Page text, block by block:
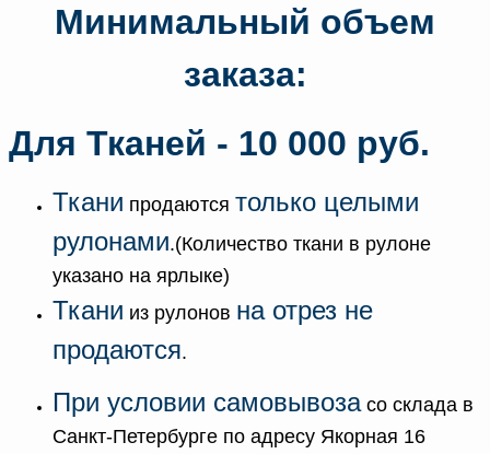
Минимальный объем
заказа:
Для Тканей - 10 000 руб.
Ткани продаются только целыми
рулонами.(Количество ткани в рулоне
указано на ярлыке)
Ткани из рулонов на отрез не
продаются.
При условии самовывозасо склада в
Санкт-Петербурге по адресу Якорная 16